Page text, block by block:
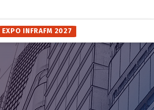
EXPO INFRAFM 2027